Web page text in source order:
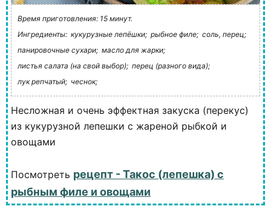
Время приготовления: 15 минут.
Ингредиенты: кукурузные лепёшки; рыбное филе; соль, перец;
панировочные сухари; масло для жарки;
листья салата (на свой выбор); перец (разного вида);
лук репчатый; чеснок;
Несложная и очень эффектная закуска (перекус)
из кукурузной лепешки с жареной рыбкой и
овощами
Посмотреть рецепт - Такос (лепешка) с
рыбным филе и овощами